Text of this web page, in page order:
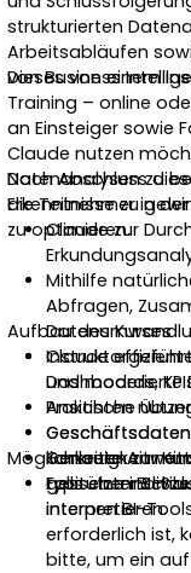
strukturierten
Arbeitsabläufen
von Business
Dieses von einem
Training – online
an Einsteiger sowie
Claude nutzen
Datenanalysen zu
Erkenntnisse zu
zu optimieren.
Nach Abschluss
die Teilnehmer in
Claude zur
Mithilfe
Abfragen,
Claude
Dashboards,
Ansichten
Genauigkeit
gestützter
interpretieren.
Aufbau des Kurses
und moderierte
Praktische
Konkrete
typischen BI-
Möglichkeiten zur
Falls eine
internen BI-
erforderlich ist,
bitte, um ein